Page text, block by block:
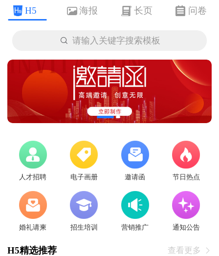
H5 海报 长页 问卷
 请输入关键字搜索模板
人才招聘 电子画册 邀请函 节日热点
婚礼请柬 招生培训 营销推广 通知公告
H5精选推荐 查看更多 